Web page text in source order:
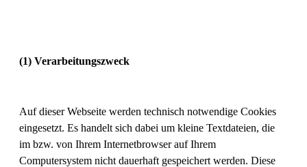
(1) Verarbeitungszweck
Auf dieser Webseite werden technisch notwendige Cookies
eingesetzt. Es handelt sich dabei um kleine Textdateien, die
im bzw. von Ihrem Internetbrowser auf Ihrem
Computersystem nicht dauerhaft gespeichert werden. Diese